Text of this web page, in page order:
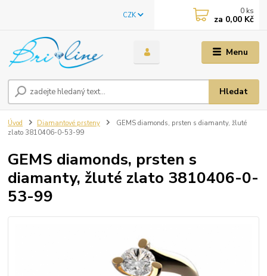
Menu
CZK
Hledat
0 ks
za 0,00 Kč
Úvod Diamantové prsteny
GEMS diamonds, prsten s diamanty, žluté
zlato 3810406-0-53-99
GEMS diamonds, prsten s
diamanty, žluté zlato 3810406-0-
53-99